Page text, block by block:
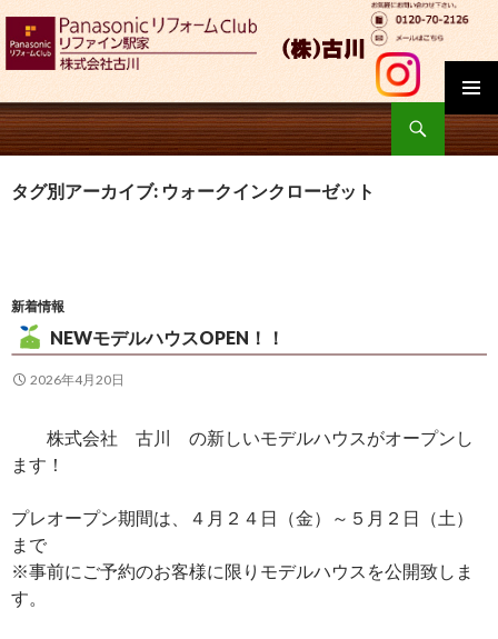
検
索
コ
テ
動
タグ別アーカイブ: ウォークインクローゼット
新着情報
NEWモデルハウスOPEN！！
2026年4月20日
株式会社 古川 の新しいモデルハウスがオープンし
ます！
プレオープン期間は、４月２４日（金）～５月２日（土）
まで
※事前にご予約のお客様に限りモデルハウスを公開致しま
す。